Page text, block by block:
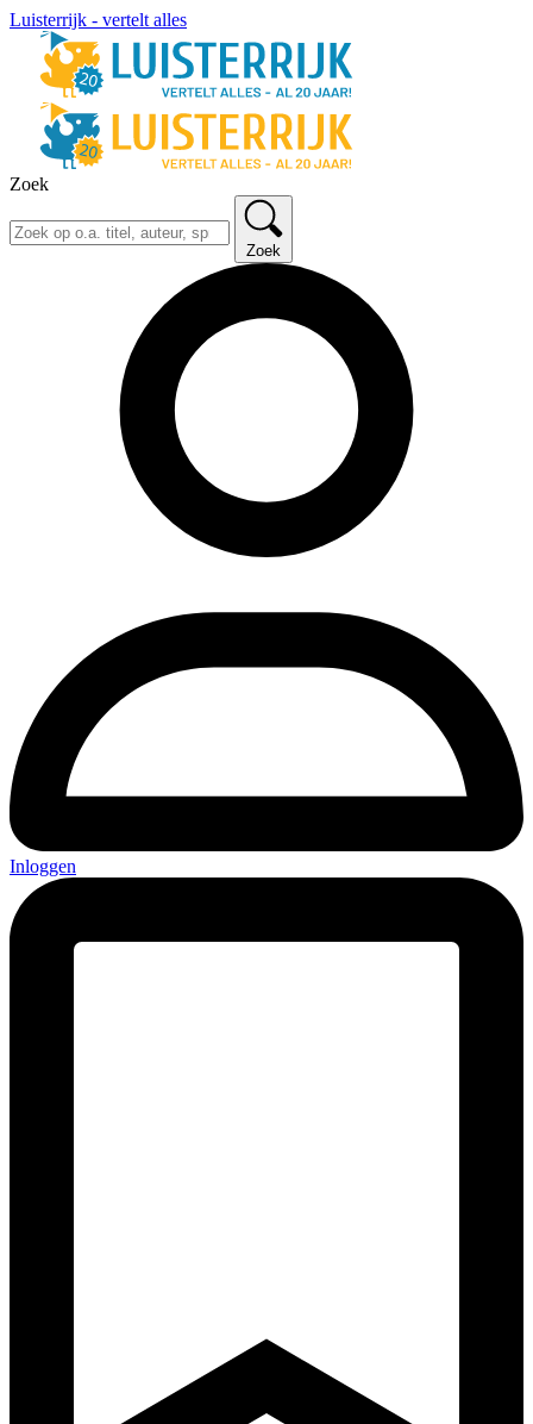
Luisterrijk - vertelt alles
Zoek
Zoek
Inloggen